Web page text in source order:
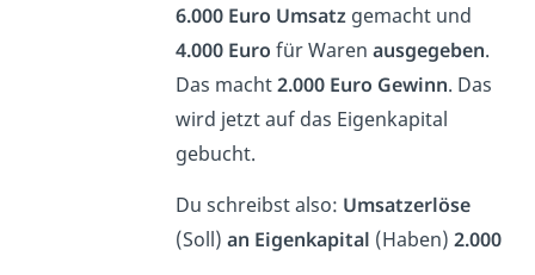
6.000 Euro Umsatz gemacht und
4.000 Euro für Warenausgegeben.
Das macht2.000 Euro Gewinn. Das
wird jetzt auf das Eigenkapital
gebucht.
Du schreibst also: Umsatzerlöse
(Soll)an Eigenkapital (Haben)2.000